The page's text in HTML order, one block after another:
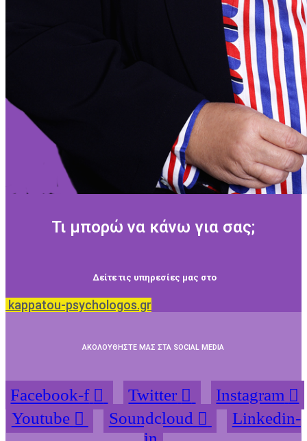
Τι μπορώ να κάνω για σας;
Δείτε τις υπηρεσίες μας στο
kappatou-psychologos.gr
ΑΚΟΛΟΥΘΗΣΤΕ ΜΑΣ ΣΤΑ SOCIAL MEDIA
Facebook-f Twitter
Instagram
Youtube
Soundcloud
Linkedin-